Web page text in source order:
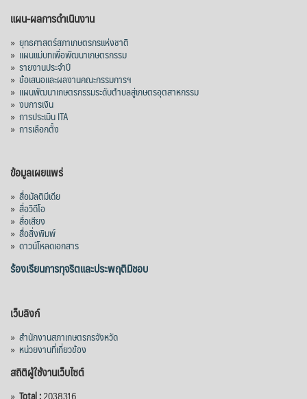
แผน-ผลการดำเนินงาน
» ยุทธศาสตร์สภาเกษตรกรแห่งชาติ
» แผนแม่บทเพื่อพัฒนาเกษตรกรรม
» รายงานประจำปี
» ข้อเสนอและผลงานคณะกรรมการฯ
» แผนพัฒนาเกษตรกรรมระดับตำบลสู่เกษตรอุตสาหกรรม
» งบการเงิน
» การประเมิน ITA
» การเลือกตั้ง
ข้อมูลเผยแพร่
» สื่อมัลติมีเดีย
» สื่อวิดีโอ
» สื่อเสียง
» สื่อสิ่งพิมพ์
» ดาวน์โหลดเอกสาร
ร้องเรียนการทุจริตและประพฤติมิชอบ
เว็บลิงก์
» สำนักงานสภาเกษตรกรจังหวัด
» หน่วยงานที่เกี่ยวข้อง
สถิติผู้ใช้งานเว็บไซต์